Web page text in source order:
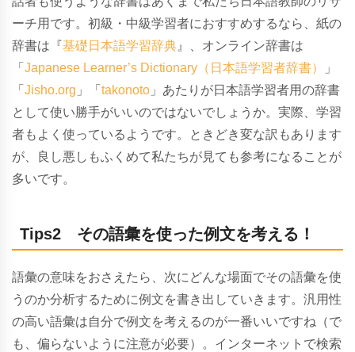
ーチ用です。初級・中級学習者におすすめするなら、紙の
辞書は『基礎日本語学習辞典 』、オンライン辞書は
「 Japanese Learner’s Dictionary（日本語学習者辞書）
」
「 Jisho.org 」「 takonoto 」あたりが日本語学習者用の辞書
として使い勝手がいいのではないでしょうか。実際、学習
者もよく使っているようです。ときどき変な訳もあります
が、良し悪しもふくめて私たちが見ても参考になることが
多いです。
Tips2 その語彙を使った例文を考える！
語彙の意味をおさえたら、次にどんな場面でその語彙を使
うのか分析するために例文を書き出していきます。 汎用性
の高い語彙は自分で例文を考えるのが一番いいですね（で
も、偏らないように注意が必要）。インターネットで検索